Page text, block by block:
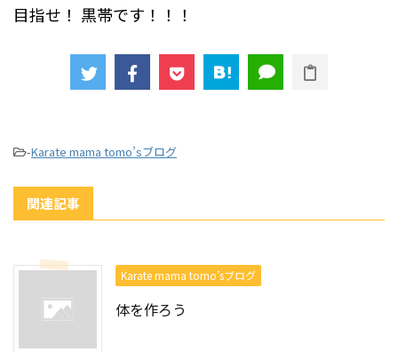
目指せ！ 黒帯です！！！
-Karate mama tomo’sブログ
関連記事
Karate mama tomo’sブログ
体を作ろう